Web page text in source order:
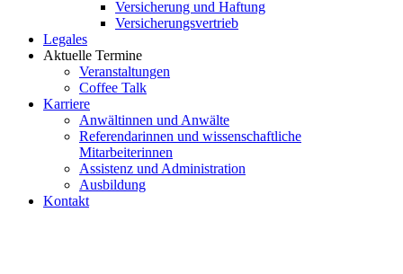
Versicherung und Haftung
Versicherungsvertrieb
Legales
Aktuelle Termine
Veranstaltungen
Coffee Talk
Karriere
Anwältinnen und Anwälte
Referendarinnen und wissenschaftliche
Mitarbeiterinnen
Assistenz und Administration
Ausbildung
Kontakt